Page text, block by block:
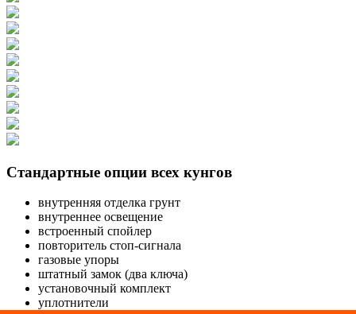
Стандартные опции всех кунгов
внутренняя отделка грунт
внутреннее освещение
встроенный спойлер
повторитель стоп-сигнала
газовые упоры
штатный замок (два ключа)
установочный комплект
уплотнители